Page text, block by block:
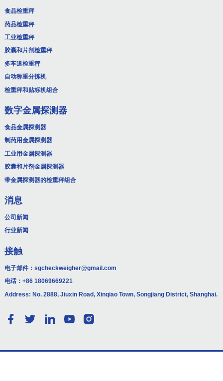
食品检重秤
药品检重秤
工业检重秤
胶囊和片剂检重秤
多车道检重秤
自动称重分拣机
检重秤和贴标机组合
数字金属探测器
食品金属探测器
制药用金属探测器
工业用金属探测器
胶囊和片剂金属探测器
带金属探测器的检重秤组合
消息
公司新闻
行业新闻
接触
电子邮件： sgcheckweigher@gmail.com
电话： +86 18069669221
Address: No. 2888, Jiuxin Road, Xinqiao Town, Songjiang District, Shanghai.